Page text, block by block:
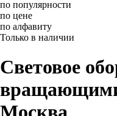
по популярности
по цене
по алфавиту
Только в наличии
Световое